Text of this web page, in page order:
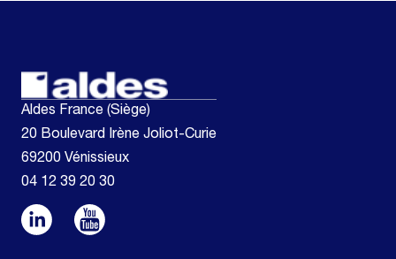
Aldes France (Siège)
20 Boulevard Irène Joliot-Curie
69200 Vénissieux
04 12 39 20 30